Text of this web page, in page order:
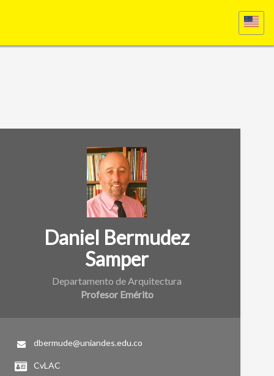
Daniel Bermudez
Samper
Departamento de Arquitectura
Profesor Emérito
dbermude@uniandes.edu.co
CvLAC